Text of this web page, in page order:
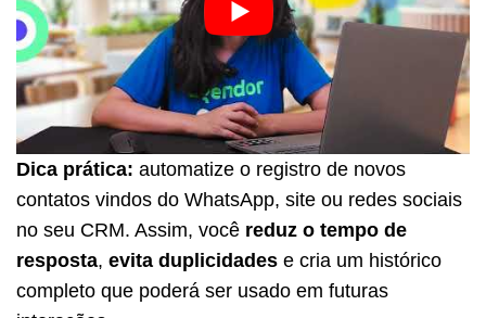
Dica prática: automatize o registro de novos
contatos vindos do WhatsApp, site ou redes sociais
no seu CRM. Assim, você reduz o tempo de
resposta, evita duplicidades e cria um histórico
completo que poderá ser usado em futuras